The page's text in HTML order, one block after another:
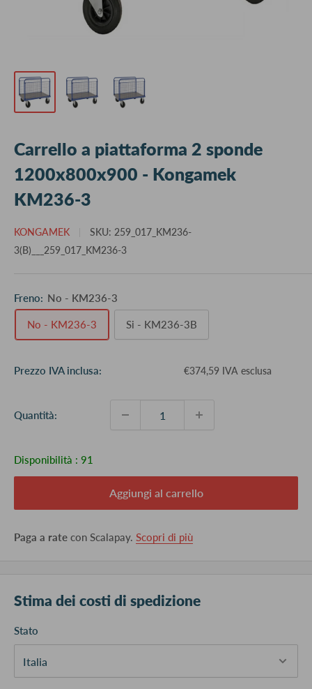
Carrello a piattaforma 2 sponde
1200x800x900 - Kongamek
KM236-3
KONGAMEK SKU: 259_017_KM236-
3(B)___259_017_KM236-3
Freno: No - KM236-3
No - KM236-3 Si - KM236-3B
Prezzo IVA inclusa: €374,59 IVA esclusa
Quantità:
Disponibilità : 91
Aggiungi al carrello
Paga a rate con Scalapay. Scopri di più
Stima dei costi di spedizione
Stato